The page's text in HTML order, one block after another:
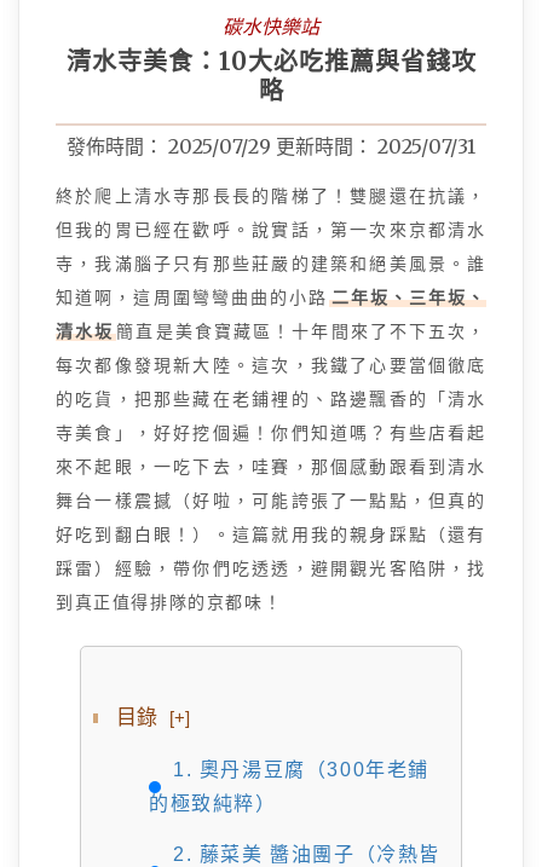
碳水快樂站
清水寺美食：10大必吃推薦與省錢攻
略
發佈時間： 2025/07/29 更新時間： 2025/07/31
終於爬上清水寺那長長的階梯了！雙腿還在抗議，
但我的胃已經在歡呼。說實話，第一次來京都清水
寺，我滿腦子只有那些莊嚴的建築和絕美風景。誰
知道啊，這周圍彎彎曲曲的小路 二年坂、三年坂、
清水坂簡直是美食寶藏區！十年間來了不下五次，
每次都像發現新大陸。這次，我鐵了心要當個徹底
的吃貨，把那些藏在老鋪裡的、路邊飄香的「清水
寺美食」，好好挖個遍！你們知道嗎？有些店看起
來不起眼，一吃下去，哇賽，那個感動跟看到清水
舞台一樣震撼（好啦，可能誇張了一點點，但真的
好吃到翻白眼！）。這篇就用我的親身踩點（還有
踩雷）經驗，帶你們吃透透，避開觀光客陷阱，找
到真正值得排隊的京都味！
目錄 [+]
1. 奧丹湯豆腐（300年老鋪
的極致純粹）
2. 藤菜美 醬油團子（冷熱皆